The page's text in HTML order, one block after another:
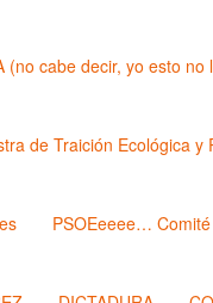
(no cabe decir, yo esto no
de Traición Ecológica y
PSOEeeee…